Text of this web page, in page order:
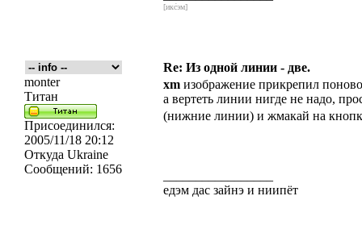
[икс́эм]
Re: Из одной линии - две.
monter
Титан
Присоединился:
2005/11/18 20:12
Откуда Ukraine
Сообщений: 1656
xm изображение прикрепил
а вертеть линии нигде не надо,
(нижние линии) и жмакай на
едэм дас зайнэ и ниипёт